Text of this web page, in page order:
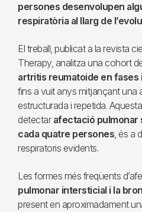
persones desenvolupen
respiratòria al llarg de
El treball, publicat a la revista
Therapy, analitza una cohort
artritis reumatoide en fases
fins a vuit anys mitjançant una
estructurada i repetida.
detectar afectació pulmonar
cada quatre persones, és a
respiratoris evidents.
Les formes més freqüents
pulmonar intersticial i la
present en aproximadament